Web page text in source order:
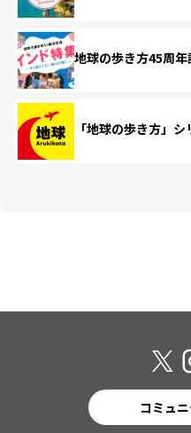
地球の歩き方45周
「地球の歩き方」
コミュ